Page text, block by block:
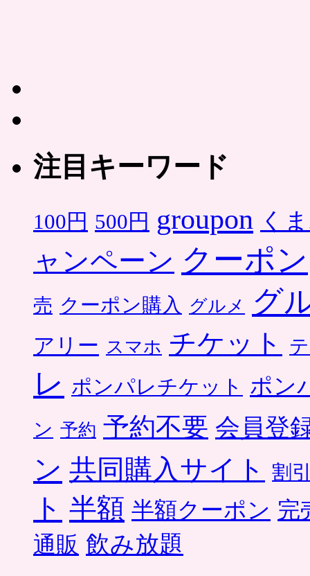
注目キーワード
100円 500円 groupon く
ャンペーン クーポン
売 クーポン購入 グルメ グ
アリー スマホ チケット
レ ポンパレチケット ポン
ン 予約 予約不要 会員登
ン 共同購入サイト 割
ト 半額 半額クーポン 完
通販 飲み放題